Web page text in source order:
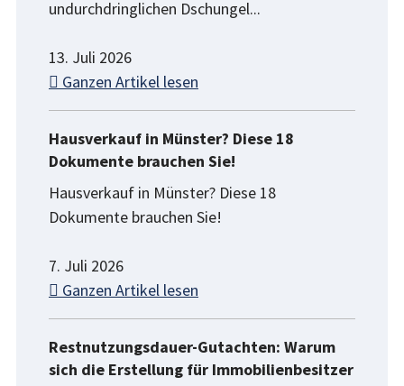
undurchdringlichen Dschungel...
13. Juli 2026
Ganzen Artikel lesen
Hausverkauf in Münster? Diese 18
Dokumente brauchen Sie!
Hausverkauf in Münster? Diese 18
Dokumente brauchen Sie!
7. Juli 2026
Ganzen Artikel lesen
Restnutzungsdauer-Gutachten: Warum
sich die Erstellung für Immobilienbesitzer